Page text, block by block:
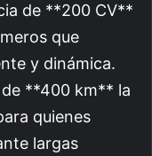
de **200 CV**
que
y dinámica.
de **400 km** la
quienes
largas